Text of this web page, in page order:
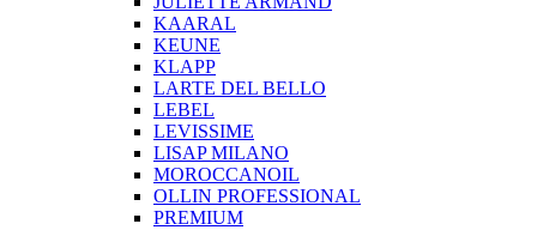
KAARAL
KEUNE
KLAPP
LARTE DEL BELLO
LEBEL
LEVISSIME
LISAP MILANO
MOROCCANOIL
OLLIN PROFESSIONAL
PREMIUM